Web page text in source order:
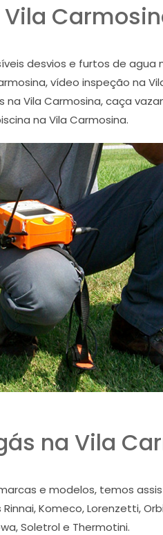
desvios e furtos de agua
vídeo inspeção na
Vila Carmosina, caça
na Vila Carmosina.
na Vila
e modelos, temos
Komeco, Lorenzetti,
Soletrol e Thermotini.